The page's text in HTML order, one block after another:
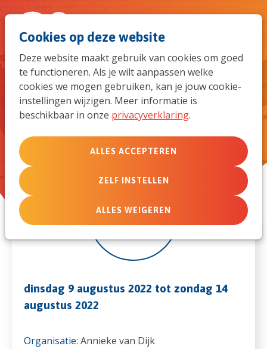
Cookies op deze website
Deze website maakt gebruik van cookies om goed
te functioneren. Als je wilt aanpassen welke
cookies we mogen gebruiken, kan je jouw cookie-
instellingen wijzigen. Meer informatie is
beschikbaar in onze privacyverklaring.
ALLES ACCEPTEREN
ZELF INSTELLEN
ALLES WEIGEREN
naar
de
Individueel begeleide retraites
9
aug
dinsdag 9 augustus 2022 tot zondag 14
augustus 2022
Organisatie: Annieke van Dijk